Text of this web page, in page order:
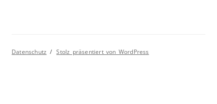
Datenschutz Stolz präsentiert von WordPress